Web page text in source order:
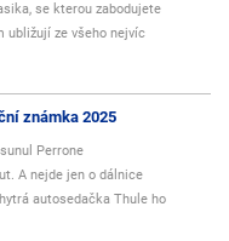
se kterou zabodujete
ubližují ze všeho nejvíc
známka 2025
Perrone
A nejde jen o dálnice
autosedačka Thule ho